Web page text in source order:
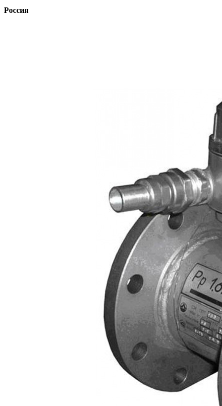
Россия